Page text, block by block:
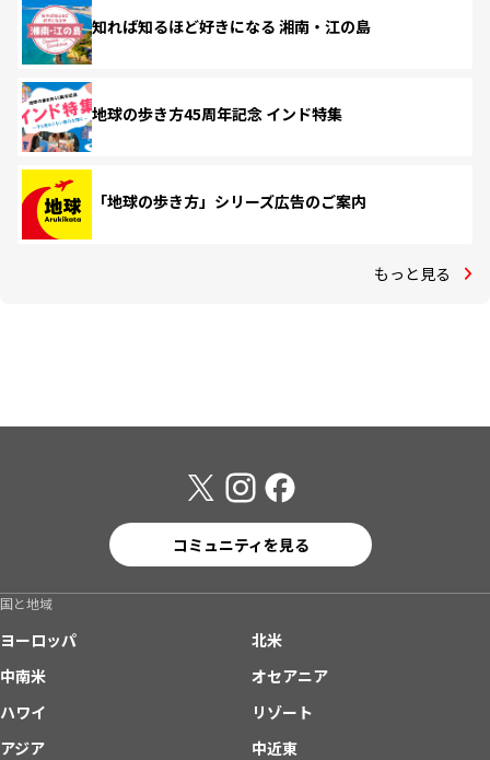
知れば知るほど好きになる 湘南・江の島
地球の歩き方45周年記念 インド特集
「地球の歩き方」シリーズ広告のご案内
もっと見る
コミュニティを見る
国と地域
ヨーロッパ
北米
中南米
オセアニア
ハワイ
リゾート
アジア
中近東